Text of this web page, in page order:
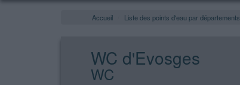
Accueil Liste des points d'eau par départements
WC d'Evosges
WC